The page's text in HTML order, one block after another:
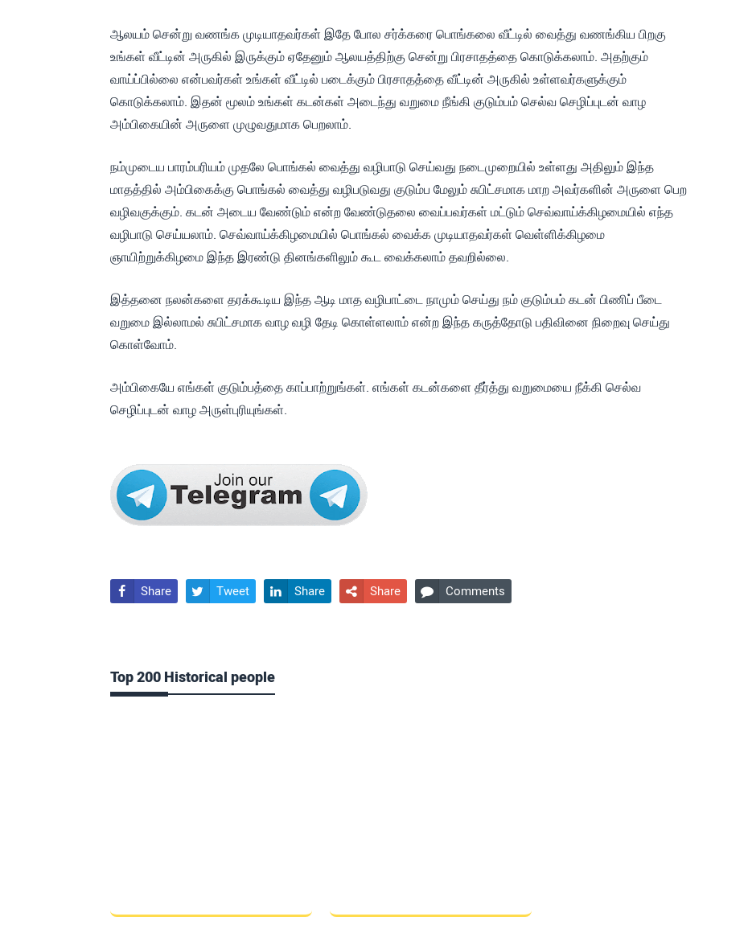
ஆலயம் சென்று வணங்க முடியாதவர்கள் இதே போல சர்க்கரை பொங்கலை வீட்டில் வைத்து வணங்கிய பிறகு
உங்கள் வீட்டின் அருகில் இருக்கும் ஏதேனும் ஆலயத்திற்கு சென்று பிரசாதத்தை கொடுக்கலாம். அதற்கும்
வாய்ப்பில்லை என்பவர்கள் உங்கள் வீட்டில் படைக்கும் பிரசாதத்தை வீட்டின் அருகில் உள்ளவர்களுக்கும்
கொடுக்கலாம். இதன் மூலம் உங்கள் கடன்கள் அடைந்து வறுமை நீங்கி குடும்பம் செல்வ செழிப்புடன் வாழ
அம்பிகையின் அருளை முழுவதுமாக பெறலாம்.
நம்முடைய பாரம்பரியம் முதலே பொங்கல் வைத்து வழிபாடு செய்வது நடைமுறையில் உள்ளது அதிலும் இந்த
மாதத்தில் அம்பிகைக்கு பொங்கல் வைத்து வழிபடுவது குடும்ப மேலும் சுபிட்சமாக மாற அவர்களின் அருளை பெற
வழிவகுக்கும். கடன் அடைய வேண்டும் என்ற வேண்டுதலை வைப்பவர்கள் மட்டும் செவ்வாய்க்கிழமையில் எந்த
வழிபாடு செய்யலாம். செவ்வாய்க்கிழமையில் பொங்கல் வைக்க முடியாதவர்கள் வெள்ளிக்கிழமை
ஞாயிற்றுக்கிழமை இந்த இரண்டு தினங்களிலும் கூட வைக்கலாம் தவறில்லை.
இத்தனை நலன்களை தரக்கூடிய இந்த ஆடி மாத வழிபாட்டை நாமும் செய்து நம் குடும்பம் கடன் பிணிப் பீடை
வறுமை இல்லாமல் சுபிட்சமாக வாழ வழி தேடி கொள்ளலாம் என்ற இந்த கருத்தோடு பதிவினை நிறைவு செய்து
கொள்வோம்.
அம்பிகையே எங்கள் குடும்பத்தை காப்பாற்றுங்கள். எங்கள் கடன்களை தீர்த்து வறுமையை நீக்கி செல்வ
செழிப்புடன் வாழ அருள்புரியுங்கள்.
 Share  Tweet  Share  Share  Comments
Top 200 Historical people